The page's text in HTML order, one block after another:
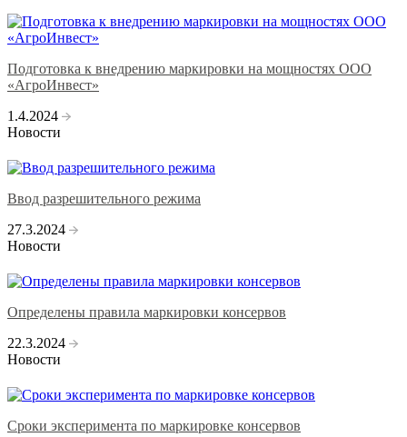
Подготовка к внедрению маркировки на мощностях ООО
«АгроИнвест»
1.4.2024
Новости
Ввод разрешительного режима
27.3.2024
Новости
Определены правила маркировки консервов
22.3.2024
Новости
Сроки эксперимента по маркировке консервов